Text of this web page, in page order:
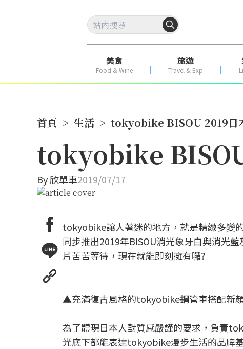
美食
Food & Wine
旅遊
Travel & Exp
首頁 > 生活 > tokyobike BISOU 2019日
tokyobike
By欣單車2019/07/17
tokyobike讓人著迷的地方，就是精緻多變
同步推出2019年BISOU消光象牙白與消光
片苦苦等待，現在就能即刻擁有囉?
▲充滿復古風格的tokyobike鋼管車搭配新
為了體現日本人對質感嚴謹的要求，負責
光底下都能表達tokyobike漫步生活的品牌